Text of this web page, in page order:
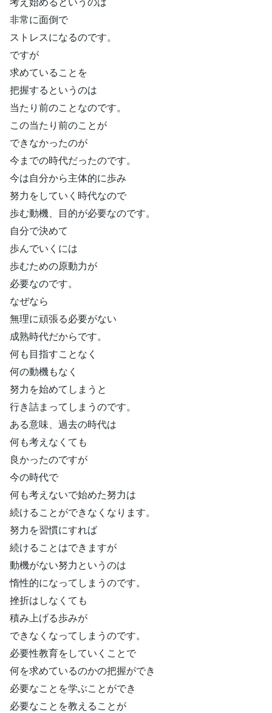
非常に面倒で
ストレスになるのです。
ですが
求めていることを
把握するというのは
当たり前のことなのです。
この当たり前のことが
できなかったのが
今までの時代だったのです。
今は自分から主体的に歩み
努力をしていく時代なので
歩む動機、目的が必要なのです。
自分で決めて
歩んでいくには
歩むための原動力が
必要なのです。
なぜなら
無理に頑張る必要がない
成熟時代だからです。
何も目指すことなく
何の動機もなく
努力を始めてしまうと
行き詰まってしまうのです。
ある意味、過去の時代は
何も考えなくても
良かったのですが
今の時代で
何も考えないで始めた努力は
続けることができなくなります。
努力を習慣にすれば
続けることはできますが
動機がない努力というのは
惰性的になってしまうのです。
挫折はしなくても
積み上げる歩みが
できなくなってしまうのです。
必要性教育をしていくことで
何を求めているのかの把握ができ
必要なことを学ぶことができ
必要なことを教えることが